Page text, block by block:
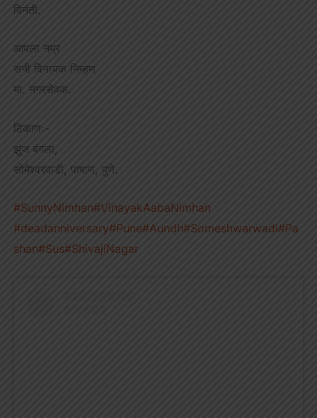
विनंती.
आपला नम्र
सनी विनायक निम्हण
मा. नगरसेवक.
ठिकाणः-
झुंज बंगला,
सोमेश्वरवाडी, पाषाण, पुणे.
#SunnyNimhan#VinayakAabaNimhan
#deadanniversary#Pune#Aundh#Someshwarwadi#Pa
shan#Sus#ShivajiNagar